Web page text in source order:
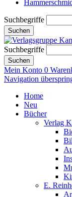
Suchbegriffe
Suchen
Suchbegriffe
Suchen
Mein Konto 0
Navigation
Home
Neu
Bücher
Verlag
E.